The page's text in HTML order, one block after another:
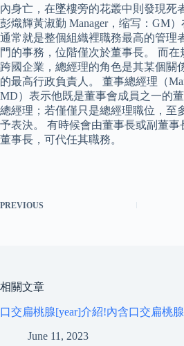
內身亡，在墜樓旁的花叢中則發現死
彭熾輝黃淑勤 Manager，缩写：GM
通常就是整個組織裡職務最高的管理
門的事務，位階僅次於董事長。 而
跨國企業，總經理的角色是其某個關
的最高行政負責人。 董事總經理（
MD）表示他既是董事會成員之一的
總經理；若僅僅只是總經理職位，至
予表決。 有時候會由董事長或副董
董事長，可代任其職務。
PREVIOUS
相關文章
口交扁桃腺[year]介紹!內含口交扁桃
June 11, 2023